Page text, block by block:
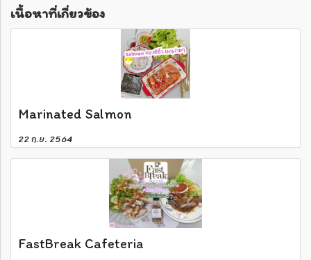
เนื้อหาที่เกี่ยวข้อง
Marinated Salmon
22 ก.ย. 2564
FastBreak Cafeteria